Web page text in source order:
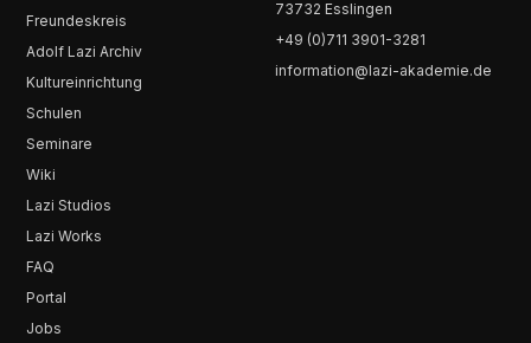
Freundeskreis
Adolf Lazi Archiv
Kultureinrichtung
Schulen
Seminare
Wiki
Lazi Studios
Lazi Works
FAQ
Portal
Jobs
73732 Esslingen
+49 (0)711 3901-3281
information@lazi-akademie.de